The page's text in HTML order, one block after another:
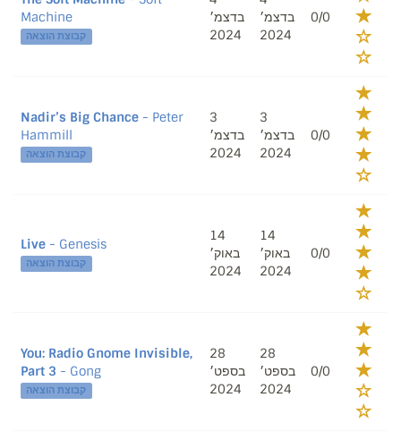
Machine
קבוצת הוצאה
בדצמ׳
2024
בדצמ׳
2024
0/0
Nadir’s Big Chance - Peter
Hammill
קבוצת הוצאה
3
בדצמ׳
2024
3
בדצמ׳
2024
0/0
Live - Genesis
קבוצת הוצאה
14
באוק׳
2024
14
באוק׳
2024
0/0
You: Radio Gnome Invisible,
Part 3 - Gong
קבוצת הוצאה
28
בספט׳
2024
28
בספט׳
2024
0/0